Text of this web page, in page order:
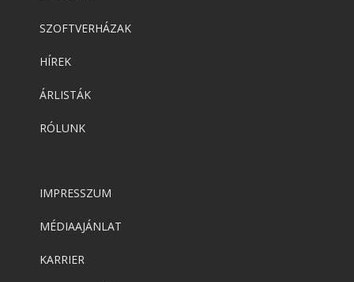
SZOFTVERHÁZAK
HÍREK
ÁRLISTÁK
RÓLUNK
IMPRESSZUM
MÉDIAAJÁNLAT
KARRIER